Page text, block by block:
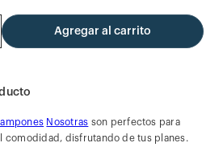
Agregar al carrito
Nosotras son perfectos para
comodidad, disfrutando de tus planes.